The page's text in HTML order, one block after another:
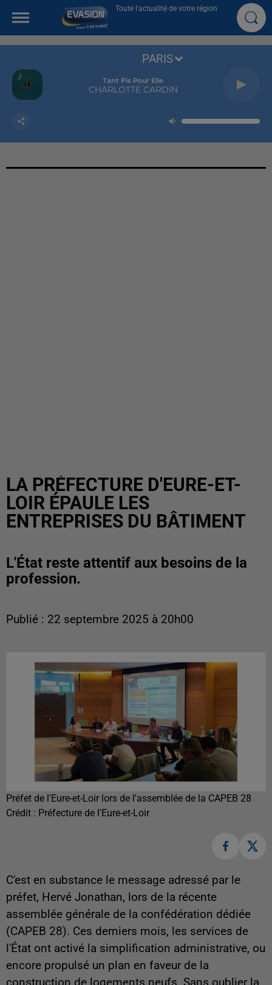
Toute l'actualité de votre région
Tant Pis Pour Elle
CHARLOTTE CARDIN
PARIS
LA PRÉFECTURE D'EURE-ET-
LOIR ÉPAULE LES
ENTREPRISES DU BÂTIMENT
L'État reste attentif aux besoins de la
profession.
Publié : 22 septembre 2025 à 20h00
Préfet de l'Eure-et-Loir lors de l'assemblée de la CAPEB 28
Crédit : Préfecture de l'Eure-et-Loir
C'est en substance le message adressé par le
préfet, Hervé Jonathan, lors de la récente
assemblée générale de la confédération dédiée
(CAPEB 28). Ces derniers mois, les services de
l'État ont activé la simplification administrative, ou
encore propulsé un plan en faveur de la